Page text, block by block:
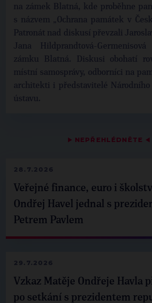
▶ NEPŘEHLÉDNĚTE ◀
28.7.2026
Veřejné finance, euro i
Ondřej Havel jednal s
Petrem Pavlem
29.7.2026
Vzkaz Matěje Ondřeje Havla
po setkání s prezidentem
na zámek Blatná, kde proběhne
s názvem „Ochrana památek v
Patronát nad diskusí převzali
Jana Hildprandtová-
zámku Blatná. Diskusi obohatí
místní samosprávy, odborníci na
architekti i představitelé Národního
ústavu.